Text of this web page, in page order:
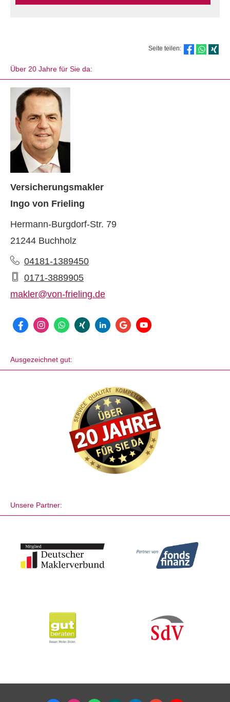
Seite teilen:
Über 20 Jahre für Sie da:
Ver­sicherungs­makler
Ingo von Frieling
Hermann-Burgdorf-Str. 79
21244 Buchholz
04181-1389450
0171-3889905
makler@von-frieling.de
Ausgezeichnet gut:
Unsere Partner: